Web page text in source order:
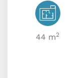
44 m2